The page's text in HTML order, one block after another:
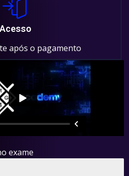
Acesso
após o pagamento
exame